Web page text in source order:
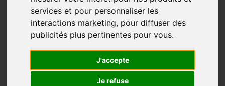
services et pour personnaliser les
interactions marketing, pour diffuser des
publicités plus pertinentes pour vous.
J'accepte
Je refuse
Partie traverser la Continental Divide Trail de la
frontière du Mexique/États-Unis jusqu’en Alberta au
Canada, Sonia Royer a dû mettre fin à son rêve de
blessure durant les premières semaines, mais ce n’est
que pa...